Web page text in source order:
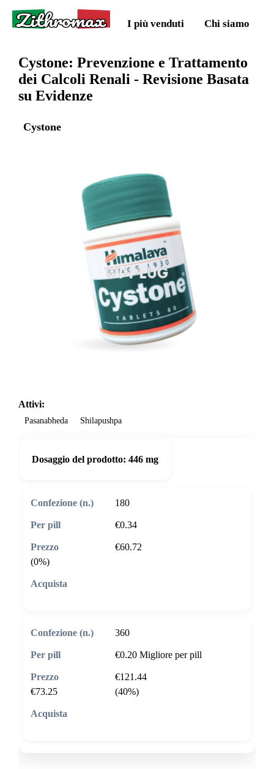
Zithromax I più venduti Chi siamo
Cystone: Prevenzione e Trattamento
dei Calcoli Renali - Revisione Basata
su Evidenze
Cystone
Attivi:
Pasanabheda Shilapushpa
Dosaggio del prodotto: 446 mg
180
€0.34
€60.72
(0%)
360
€0.20 Migliore per pill
€121.44
€73.25
(40%)